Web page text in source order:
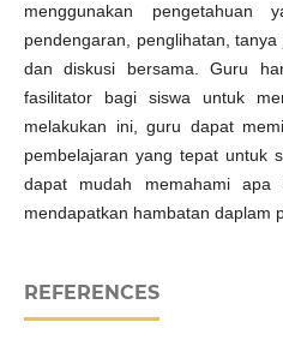
menggunakan pengetahuan
pendengaran, penglihatan,
dan diskusi bersama. Guru
fasilitator bagi siswa untuk
melakukan ini, guru dapat
pembelajaran yang tepat untuk
dapat mudah memahami
mendapatkan hambatan daplam
REFERENCES